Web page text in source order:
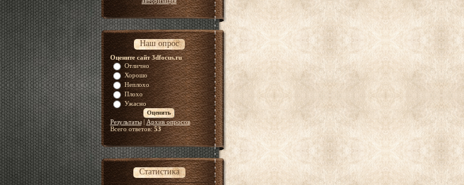
Наш опрос
Оцените сайт 3dfocus.ru
Отлично
Хорошо
Неплохо
Плохо
Ужасно
Результаты| Архив опросов
Всего ответов:53
Статистика